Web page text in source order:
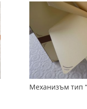
Механизъм тип